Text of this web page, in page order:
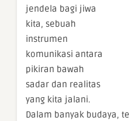
jendela bagi jiwa
kita, sebuah
instrumen
komunikasi antara
pikiran bawah
sadar dan realitas
yang kita jalani.
Dalam banyak budaya,